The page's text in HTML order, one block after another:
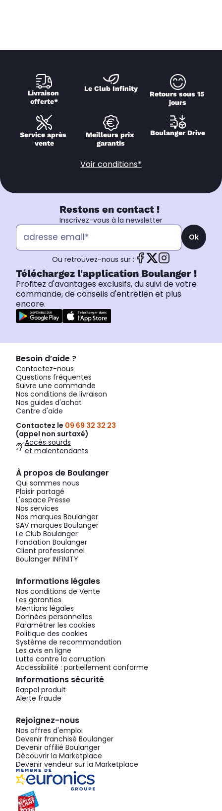
Livraison
offerte*
Le Club Infinity
Retours sous 15
jours
Service après
vente
Meilleurs prix
garantis
Boulanger Drive
Voir conditions*
Restons en contact !
Inscrivez-vous à la newsletter
Ok
Ou retrouvez-nous sur :
Téléchargez l'application Boulanger !
Profitez d'avantages exclusifs, du suivi de votre
commande, de conseils d'entretien et plus
encore.
Besoin d’aide ?
Contactez-nous
Questions fréquentes
Suivre une commande
Nos conditions de livraison
Nos guides d'achat
Centre d'aide
Contactez le 09 69 32 32 23
(appel non surtaxé)
Accès sourds
et malentendants
À propos de Boulanger
Qui sommes nous
Plaisir partagé
L'espace Presse
Nos services
Nos marques Boulanger
SAV marques Boulanger
Le Club Boulanger
Fondation Boulanger
Client professionnel
Boulanger INFINITY
Informations légales
Nos conditions de Vente
Les garanties
Mentions légales
Données personnelles
Paramétrer les cookies
Politique des cookies
Système de recommandation
Les avis en ligne
Lutte contre la corruption
Accessibilité : partiellement conforme
Informations sécurité
Rappel produit
Alerte fraude
Rejoignez-nous
Nos offres d'emploi
Devenir franchisé Boulanger
Devenir affilié Boulanger
Découvrir la Marketplace
Devenir vendeur sur la Marketplace